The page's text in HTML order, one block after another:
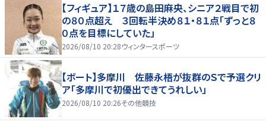
【フィギュア】１７歳の島田麻央、シニア２戦目で初
の８０点超え ３回転半決め８１・８１点「ずっと８
０点を目標にしていた」
2026/08/10 20:28ウィンタースポーツ
【ボート】多摩川 佐藤永梧が抜群のＳで予選クリ
ア「多摩川で初優出できてうれしい」
2026/08/10 20:26その他競技